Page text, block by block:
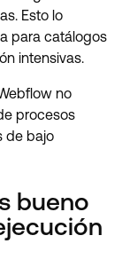
Esto lo
para catálogos
intensivas.
no
procesos
de bajo
bueno